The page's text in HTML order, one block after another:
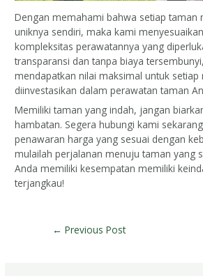
Dengan memahami bahwa setiap taman
uniknya sendiri, maka kami
kompleksitas perawatannya yang
transparansi dan tanpa biaya
mendapatkan nilai maksimal untuk setiap
diinvestasikan dalam perawatan taman
Memiliki taman yang indah, jangan
hambatan. Segera hubungi kami
penawaran harga yang sesuai dengan
mulailah perjalanan menuju taman yang
Anda memiliki kesempatan memiliki
terjangkau!
← Previous Post